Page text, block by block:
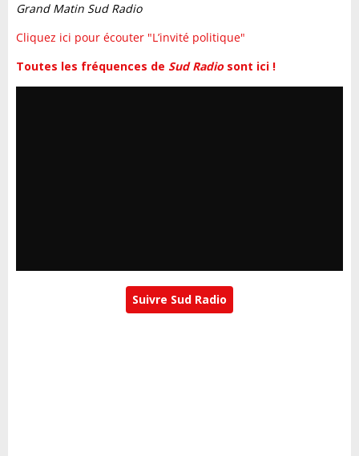
Grand Matin Sud Radio
Cliquez ici pour écouter "L’invité politique"
Toutes les fréquences de Sud Radio sont ici !
Suivre Sud Radio